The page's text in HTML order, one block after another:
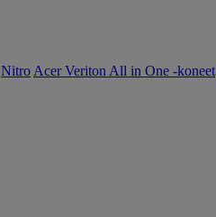
Nitro Acer Veriton All in One -koneet